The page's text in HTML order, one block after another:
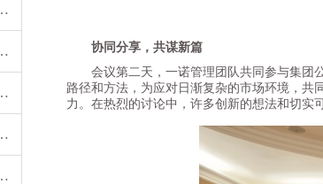
水处理模式的对比优势
水处理设备生产厂家？
水处理设备破解污水难题
本分析与节能降耗策略
型核心要点指南
协同分享，共谋新篇
会议第二天，一诺管理团队共同参与集团公
路径和方法，为应对日渐复杂的市场环境，共
力。在热烈的讨论中，许多创新的想法和切实